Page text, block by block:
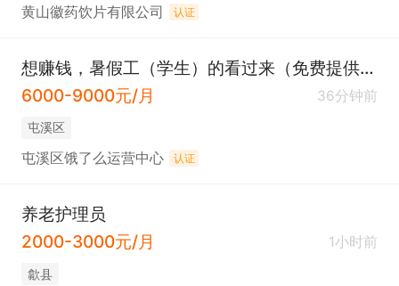
黄山徽药饮片有限公司 认证
想赚钱，暑假工（学生）的看过来（免费提供电瓶车）
6000-9000元/月
36分钟前
屯溪区
屯溪区饿了么运营中心 认证
养老护理员
2000-3000元/月
1小时前
歙县